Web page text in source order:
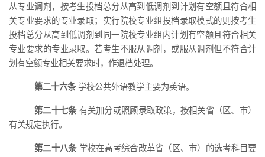
从专业调剂，按考生投档总分从高到低调剂到计划有空额且符合相
关专业要求的专业录取；实行院校专业组投档录取模式的则按考生
投档总分从高到低调剂到 同一院校专业组内计划有空额且符合相关
专业要求的专业录取。若考生不服从调剂，或服从调剂但不符合计
划有空额专业相关要求时，作退档处理。
第二十六条 学校公共外语教学主要为英语。
第二十七条 有关加分或照顾录取政策，按相关省（区、市）
有关规定执行。
第二十八条 学校在高考综合改革省 （区、市） 的选考科目要